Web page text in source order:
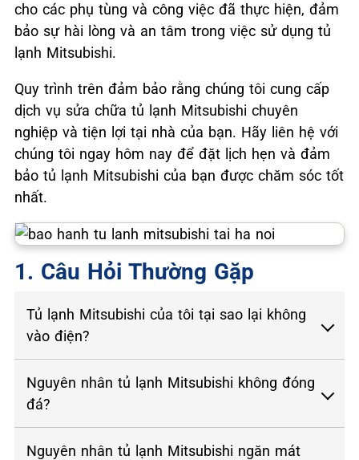
cho các phụ tùng và công việc đã thực hiện, đảm
bảo sự hài lòng và an tâm trong việc sử dụng tủ
lạnh Mitsubishi.
Quy trình trên đảm bảo rằng chúng tôi cung cấp
dịch vụ sửa chữa tủ lạnh Mitsubishi chuyên
nghiệp và tiện lợi tại nhà của bạn. Hãy liên hệ với
chúng tôi ngay hôm nay để đặt lịch hẹn và đảm
bảo tủ lạnh Mitsubishi của bạn được chăm sóc tốt
nhất.
1. Câu Hỏi Thường Gặp
Tủ lạnh Mitsubishi của tôi tại sao lại không
vào điện?
Nguyên nhân tủ lạnh Mitsubishi không đóng
đá?
Nguyên nhân tủ lạnh Mitsubishi ngăn mát